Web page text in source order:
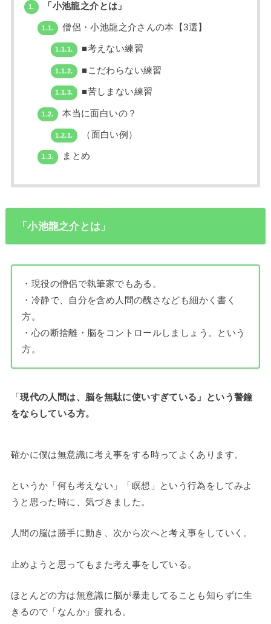
1. 「小池龍之介とは」
1.1. 僧侶・小池龍之介さんの本【3選】
1.1.1. ■考えない練習
1.1.2. ■こだわらない練習
1.1.3. ■苦しまない練習
1.2. 本当に面白いの？
1.2.1. （面白い例）
1.3. まとめ
「小池龍之介とは」
・現役の僧侶で執筆家でもある。
・冷静で、自分を含め人間の醜さなども細かく書く
方。
・心の断捨離・脳をコントロールしましょう。という
方。
「現代の人間は、脳を無駄に使いすぎている」という警鐘
をならしている方。
確かに僕は無意識に考え事をする時ってよくあります。
というか「何も考えない」「瞑想」という行為をしてみよ
うと思った時に、気づきました。
人間の脳は勝手に動き、次から次へと考え事をしていく。
止めようと思ってもまた考え事をしている。
ほとんどの方は無意識に脳が暴走してることも知らずに生
きるので「なんか」疲れる。